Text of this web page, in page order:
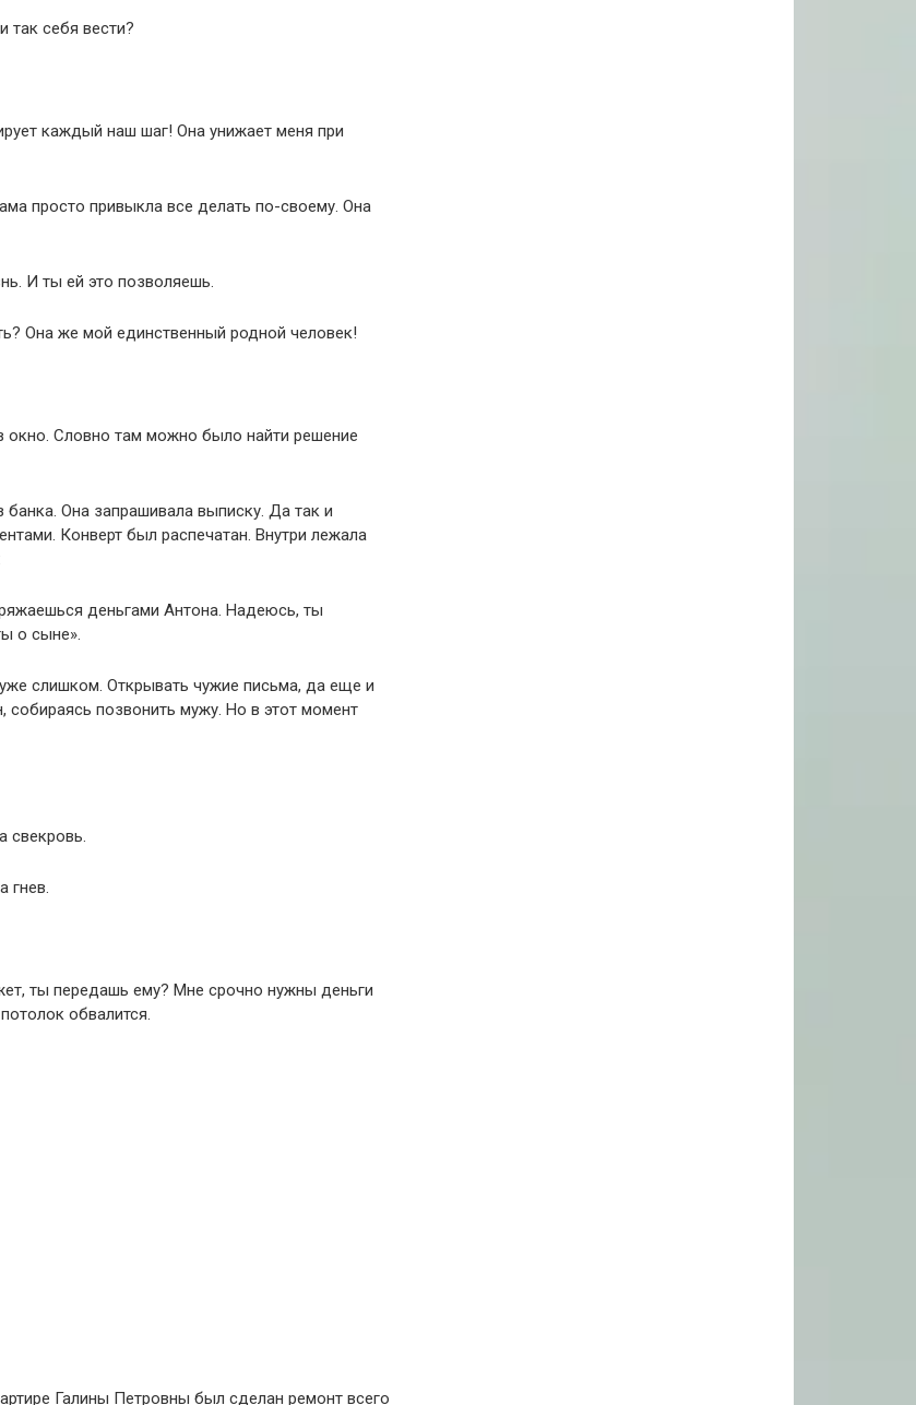
так себя вести?
каждый наш шаг! Она унижает меня при
просто привыкла все делать по-своему. Она
И ты ей это позволяешь.
Она же мой единственный родной человек!
окно. Словно там можно было найти решение
Она запрашивала выписку. Да так и
Конверт был распечатан. Внутри лежала
деньгами Антона. Надеюсь, ты
о сыне».
слишком. Открывать чужие письма, да еще и
собираясь позвонить мужу. Но в этот момент
свекровь.
гнев.
ты передашь ему? Мне срочно нужны деньги
обвалится.
Галины Петровны был сделан ремонт всего